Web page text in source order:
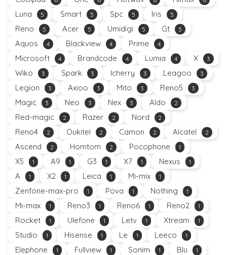
Luna 5 Smart 5 Spc 5 Iris 5
Reno 5 Acer 5 Umidigi 5 Gt 5
Aquos 4 Blackview 4 Prime 4
Microsoft 4 Brandcode 4 Lumia 4 X 3
Wiko 3 Spark 3 Icherry 3 Leagoo 3
Legion 3 Axioo 3 Mito 3 Reno5 3
Magic 3 Neo 3 Nex 3 Aldo 2
Red-magic 2 Razer 2 Nord 2
Reno4 2 Oukitel 2 Camon 2 Alcatel 2
Ascend 2 Homtom 2 Pocophone 1
X5 1 A9 1 G3 1 X7 1 Nexus 1
A 1 X2 1 Leica 1 Mi-mix 1
Zenfone-max-pro 1 Pova 1 Nothing 1
Mi-max 1 Reno3 1 Reno6 1 Reno2 1
Rocket 1 Ulefone 1 Letv 1 Xtream 1
Studio 1 Hisense 1 Le 1 Leeco 1
Elephone 1 Fullview 1 Sonim 1 Blu 1